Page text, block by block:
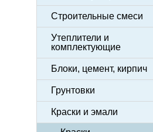
Строительные смеси
Утеплители и
комплектующие
Блоки, цемент, кирпич
Грунтовки
Краски и эмали